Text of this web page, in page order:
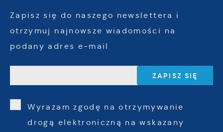
Zapisz się do naszego newslettera i
otrzymuj najnowsze wiadomości na
podany adres e-mail
Wyrażam zgodę na otrzymywanie
drogą elektroniczną na wskazany